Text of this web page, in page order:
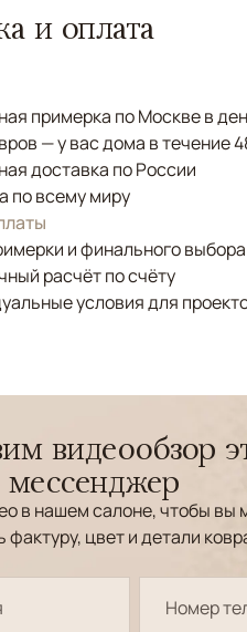
и оплата
примерка по Москве в
— у вас дома в течение
доставка по России
по всему миру
и финального выбора
расчёт по счёту
условия для
видеообзор
мессенджер
в нашем салоне, чтобы вы
фактуру, цвет и детали